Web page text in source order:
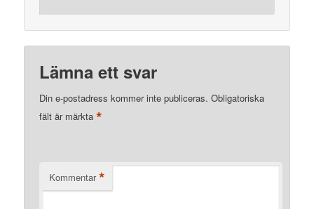
Lämna ett svar
Din e-postadress kommer inte publiceras. Obligatoriska
fält är märkta*
Kommentar *